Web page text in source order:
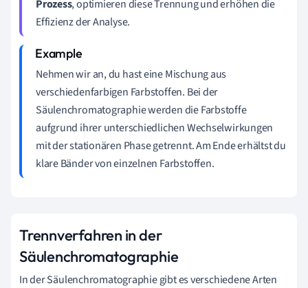
Prozess, optimieren diese Trennung und erhöhen die
Effizienz der Analyse.
Nehmen wir an, du hast eine Mischung aus
verschiedenfarbigen Farbstoffen. Bei der
Säulenchromatographie werden die Farbstoffe
aufgrund ihrer unterschiedlichen Wechselwirkungen
mit der stationären Phase getrennt. Am Ende erhältst du
klare Bänder von einzelnen Farbstoffen.
Trennverfahren in der
Säulenchromatographie
In der Säulenchromatographie gibt es verschiedene Arten